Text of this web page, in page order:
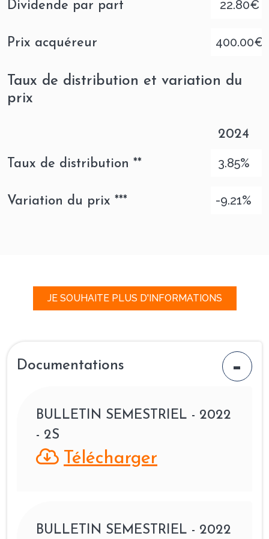
une part plus marginale de locaux d’activités.
Notre avis sur la SCPI Fructipierre
d’investissement immobilier attractif,
permettant aux investisseurs de diversifier
Elle présente plusieurs avantages,
une certaine liquidité et des rendements
l’immobilier sans les contraintes de gestion
directe.
Dividende par part
Prix acquéreur
22.80€
400.00€
Taux de distribution et variation du
prix
Taux de distribution **
Variation du prix ***
2024
3.85%
-9.21%
JE SOUHAITE PLUS D'INFORMATIONS
Documentations
BULLETIN SEMESTRIEL - 2022
- 2S
Télécharger
BULLETIN SEMESTRIEL - 2022